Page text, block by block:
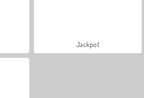
Jackpot